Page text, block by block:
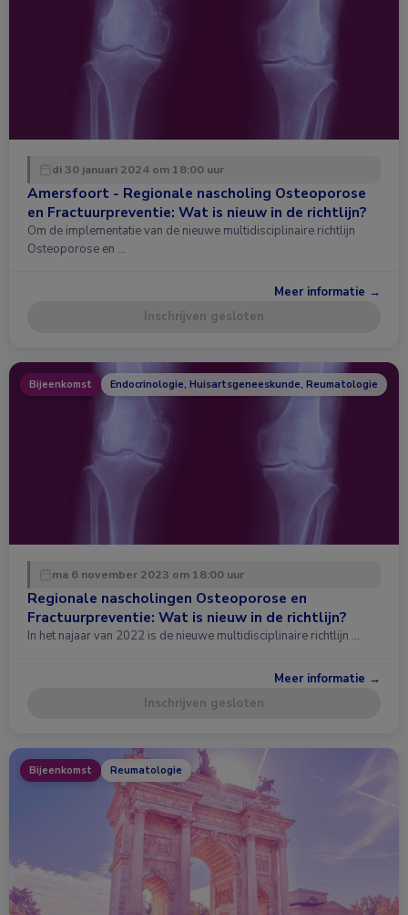
di 30 januari 2024 om 18:00 uur
Amersfoort - Regionale nascholing Osteoporose
en Fractuurpreventie: Wat is nieuw in de richtlijn?
Om de implementatie van de nieuwe multidisciplinaire richtlijn
Osteoporose en …
Meer informatie →
Inschrijven gesloten
Bijeenkomst Endocrinologie, Huisartsgeneeskunde, Reumatologie
ma 6 november 2023 om 18:00 uur
Regionale nascholingen Osteoporose en
Fractuurpreventie: Wat is nieuw in de richtlijn?
In het najaar van 2022 is de nieuwe multidisciplinaire richtlijn …
Meer informatie →
Inschrijven gesloten
Bijeenkomst Reumatologie